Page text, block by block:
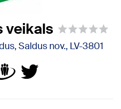
veikals
Saldus nov., LV-3801